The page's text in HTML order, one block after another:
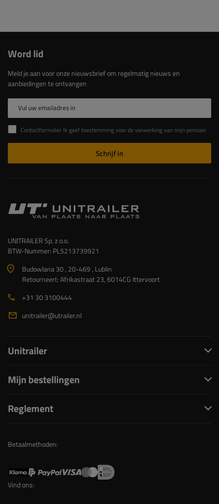
Word lid
Meld je aan voor onze nieuwsbrief om regelmatig nieuws en
aanbiedingen te ontvangen
Vul uw emailadres in
Contactformulier Ik geef toestemming voor de verwerking van mijn persoonlijke gegevens in het contactformulier in overeenstemming met de Verordening van het Europees Parlement en de Raad (EU)
Schrijf in
UNITRAILER Sp. z o.o.
BTW-Nummer: PL5213739921
Budowlana 30 , 20-469 , Lublin
Retourneert: Afrikastraat 23, 6014CG Ittervoort
+31 30 3100444
unitrailer@utrailer.nl
Unitrailer
Mijn bestellingen
Reglement
Betaalmethoden:
Vind ons: